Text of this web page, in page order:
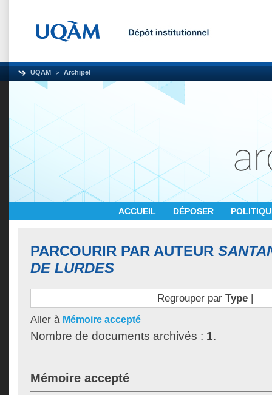
UQAM Archipel
ACCUEIL DÉPOSER
PARCOURIR PAR AUTEUR
DE LURDES
Regrouper par Type|
Aller à Mémoire accepté
Nombre de documents archivés : 1.
Mémoire accepté